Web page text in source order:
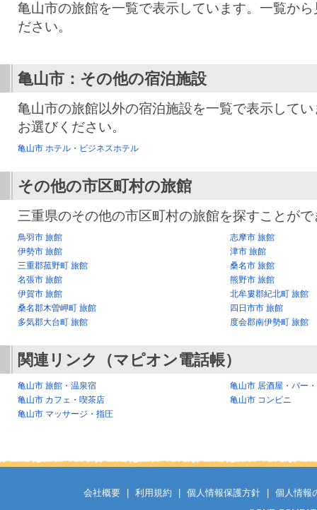
亀山市の旅館を一覧で表示しています。一覧か
ださい。
亀山市：その他の宿泊施設
亀山市の旅館以外の宿泊施設を一覧で表示して
お選びください。
亀山市 ホテル・ビジネスホテル
その他の市区町村の旅館
三重県のその他の市区町村の旅館を探すことが
鳥羽市 旅館
志摩市 旅館
伊勢市 旅館
津市 旅館
三重郡菰野町 旅館
桑名市 旅館
名張市 旅館
熊野市 旅館
伊賀市 旅館
北牟婁郡紀北町 旅館
桑名郡木曽岬町 旅館
四日市市 旅館
多気郡大台町 旅館
度会郡南伊勢町 旅館
関連リンク（マピオン電話帳）
亀山市 旅館・温泉宿
亀山市 居酒屋・バー
亀山市 カフェ・喫茶店
亀山市 コンビニ
亀山市 マッサージ・指圧
会社概要 利用規約 個人情報保護方針
個人情報